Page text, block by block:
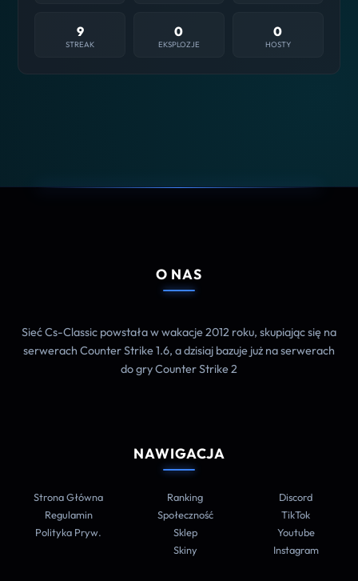
9
STREAK
0
EKSPLOZJE
0
HOSTY
O NAS
Sieć Cs-Classic powstała w wakacje 2012 roku, skupiając się na
serwerach Counter Strike 1.6, a dzisiaj bazuje już na serwerach
do gry Counter Strike 2
NAWIGACJA
Strona Główna
Regulamin
Polityka Pryw.
Ranking
Społeczność
Sklep
Skiny
Discord
TikTok
Youtube
Instagram